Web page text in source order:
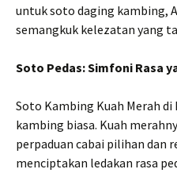
untuk soto daging kambing,
semangkuk kelezatan yang
Soto Pedas: Simfoni Rasa
Soto Kambing Kuah Merah
kambing biasa. Kuah
perpaduan cabai pilihan dan
menciptakan ledakan rasa